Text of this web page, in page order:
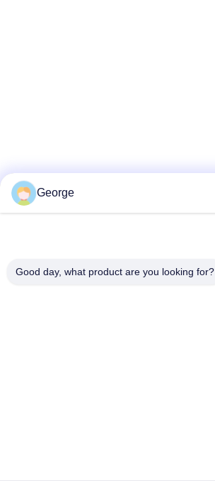
George
Good day, what product are you looking for?